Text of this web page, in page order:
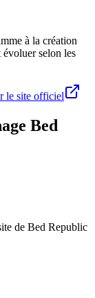
à la création
évoluer selon les
le site officiel
Bed
de Bed Republic